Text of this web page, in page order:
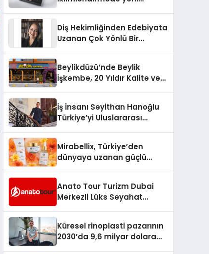
Diş Hekimliğinden Edebiyata
Uzanan Çok Yönlü Bir
Beylikdüzü’nde Beylik
İşkembe, 20 Yıldır Kalite ve
İş İnsanı Seyithan Hanoğlu
Türkiye’yi Uluslararası
Mirabellix, Türkiye’den
dünyaya uzanan güçlü
Anato Tour Turizm Dubai
Merkezli Lüks Seyahat
Küresel rinoplasti pazarının
2030’da 9,6 milyar dolara